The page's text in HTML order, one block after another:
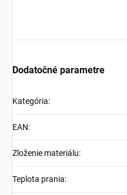
Dodatočné parametre
Kategória:
EAN:
Zloženie materiálu:
Teplota prania: